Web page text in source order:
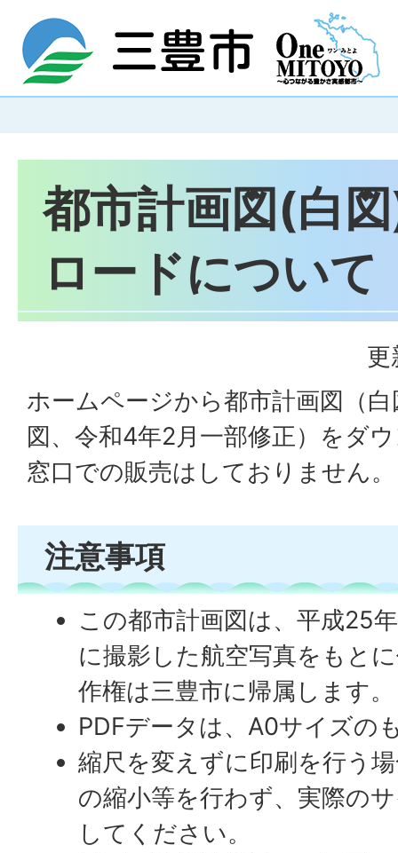
都市計画図(白
ロードについて
更
ホームページから都市計画図（
図、令和4年2月一部修正）をダ
窓口での販売はしておりません。
注意事項
この都市計画図は、平成25
に撮影した航空写真をもと
作権は三豊市に帰属します。
PDFデータは、A0サイズの
縮尺を変えずに印刷を行う
の縮小等を行わず、実際の
してください。